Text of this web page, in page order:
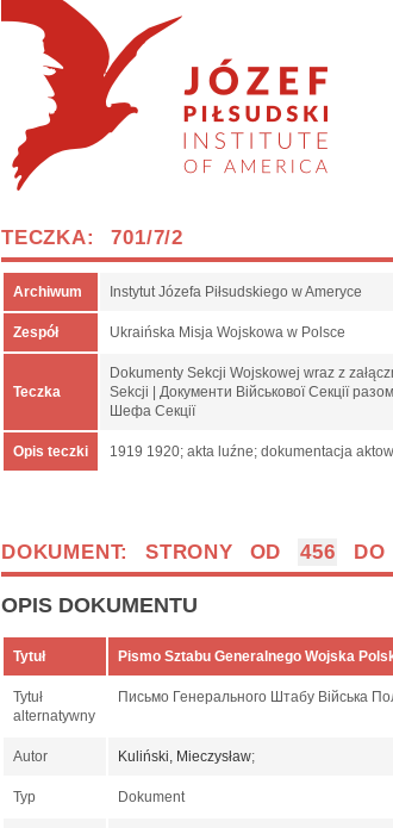
TECZKA: 701/7/2
Archiwum Instytut Józefa Piłsudskiego w Ameryce
Zespół Ukraińska Misja Wojskowa w Polsce
Teczka
Dokumenty Sekcji Wojskowej wraz z
Sekcji | Документи Військової Секції
Шефа Секції
Opis teczki 1919 1920; akta luźne; dokumentacja
DOKUMENT: STRONY OD 456 DO
OPIS DOKUMENTU
Tytuł Pismo Sztabu Generalnego Wojska
Tytuł
alternatywny
Письмо Генерального Штабу Війська
Autor Kuliński, Mieczysław;
Typ Dokument